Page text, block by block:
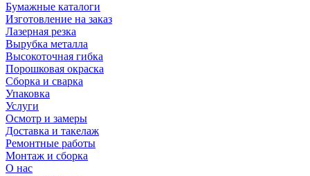
Бумажные каталоги
Изготовление на заказ
Лазерная резка
Вырубка металла
Высокоточная гибка
Порошковая окраска
Сборка и сварка
Упаковка
Услуги
Осмотр и замеры
Доставка и такелаж
Ремонтные работы
Монтаж и сборка
О нас